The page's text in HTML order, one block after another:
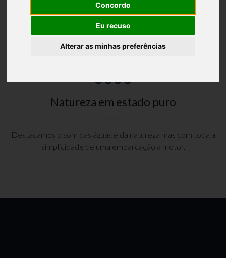
Concordo
Eu recuso
Alterar as minhas preferências
Anulamos a emissão de gases, cheiros e derrames.
Natureza em estado puro
Destacamos o som das águas e da natureza mas com toda a
simplicidade de uma embarcação a motor.